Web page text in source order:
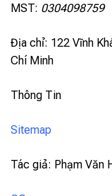
MST: 0304098759
Địa chỉ: 122 Vĩnh
Chí Minh
Thông Tin
Sitemap
Tác giả: Phạm Văn